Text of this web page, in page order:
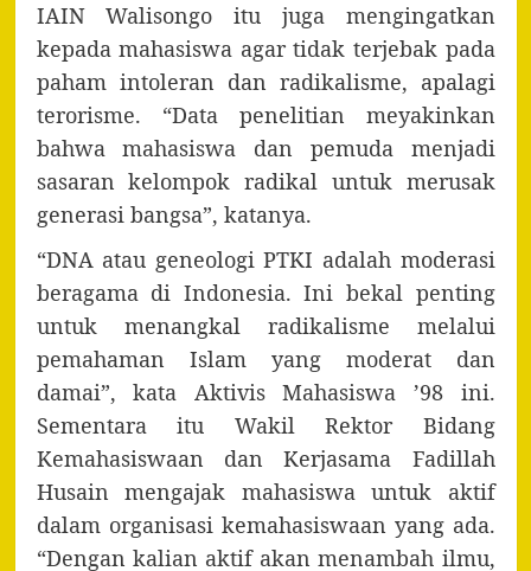
IAIN Walisongo itu juga mengingatkan
kepada mahasiswa agar tidak terjebak pada
paham intoleran dan radikalisme, apalagi
terorisme. “Data penelitian meyakinkan
bahwa mahasiswa dan pemuda menjadi
sasaran kelompok radikal untuk merusak
generasi bangsa”, katanya.
“DNA atau geneologi PTKI adalah moderasi
beragama di Indonesia. Ini bekal penting
untuk menangkal radikalisme melalui
pemahaman Islam yang moderat dan
damai”, kata Aktivis Mahasiswa ’98 ini.
Sementara itu Wakil Rektor Bidang
Kemahasiswaan dan Kerjasama Fadillah
Husain mengajak mahasiswa untuk aktif
dalam organisasi kemahasiswaan yang ada.
“Dengan kalian aktif akan menambah ilmu,